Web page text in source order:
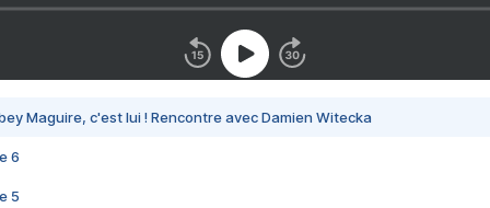
Maguire, c'est lui ! Rencontre avec Damien Witecka
6
5